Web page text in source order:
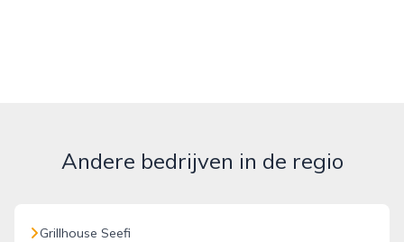
Andere bedrijven in de regio
Grillhouse Seefi